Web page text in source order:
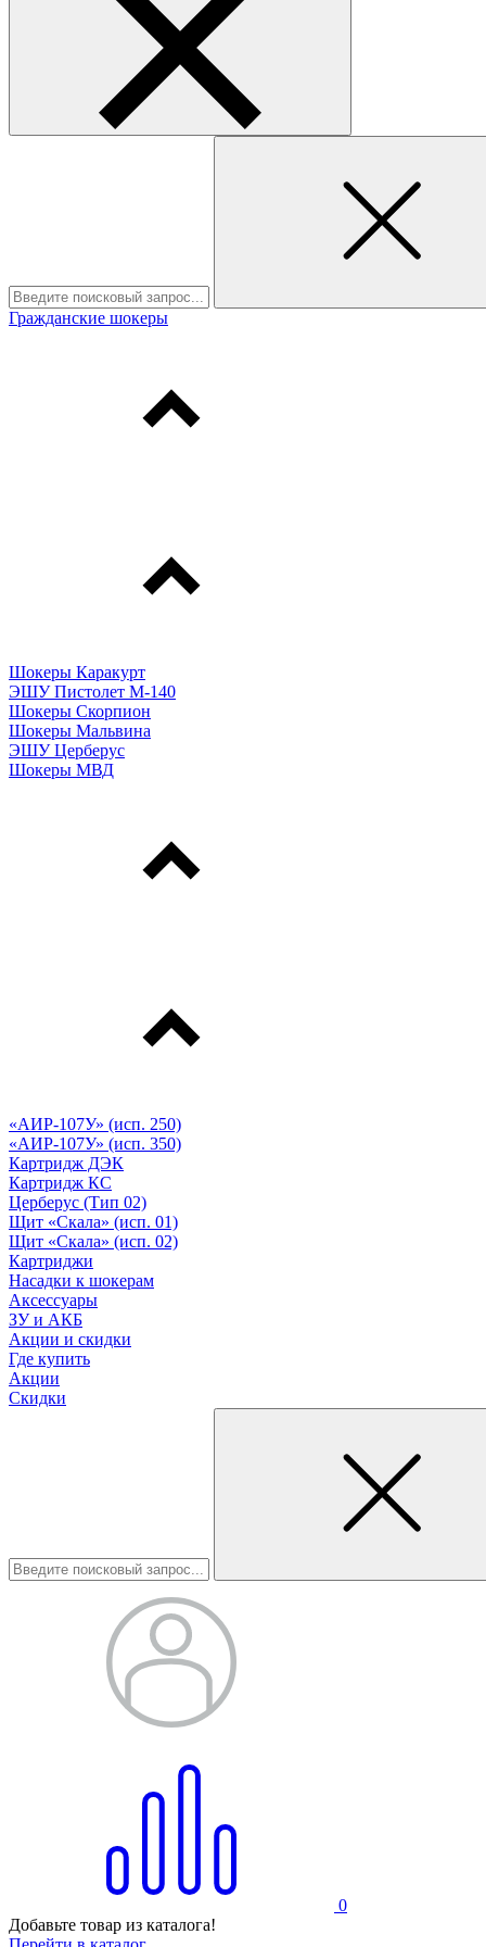
Гражданские шокеры
Шокеры Каракурт
ЭШУ Пистолет М-140
Шокеры Скорпион
Шокеры Мальвина
ЭШУ Церберус
Шокеры МВД
«АИР-107У» (исп. 250)
«АИР-107У» (исп. 350)
Картридж ДЭК
Картридж КС
Церберус (Тип 02)
Щит «Скала» (исп. 01)
Щит «Скала» (исп. 02)
Картриджи
Насадки к шокерам
Аксессуары
ЗУ и АКБ
Акции и скидки
Где купить
Акции
Скидки
0
Добавьте товар из каталога!